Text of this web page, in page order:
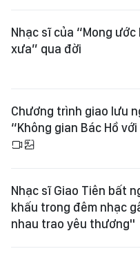
Nhạc sĩ của “Mong ước
xưa” qua đời
Chương trình giao lưu
“Không gian Bác Hồ
Nhạc sĩ Giao Tiên bất
khấu trong đêm nhạc
nhau trao yêu thương"